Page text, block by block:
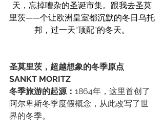
天，忘掉嘈杂的圣诞市集。跟我去圣莫
里茨——个让欧洲皇室都沉默的冬日乌托
邦，过一天“顶配”的冬天。
圣莫里茨，超越想象的冬季原点
SANKT MORITZ
冬季旅游的起源： 1864年，这里首创了
阿尔卑斯冬季度假概念，从此改写了世
界的冬季。